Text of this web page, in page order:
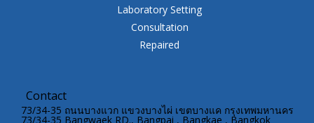
Laboratory Setting
Consultation
Repaired
Contact
73/34-35 ถนนบางแวก แขวงบางไผ่ เขตบางแค กรุงเทพมหานคร
73/34-35 Bangwaek RD., Bangpai , Bangkae , Bangkok